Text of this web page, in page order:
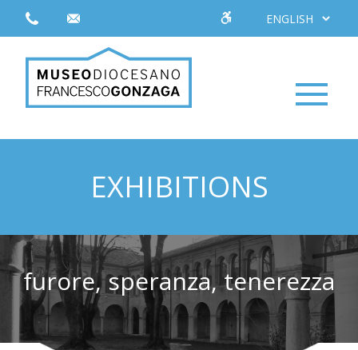
EXHIBITIONS
furore, speranza, tenerezza